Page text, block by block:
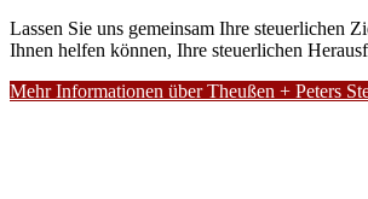
Lassen Sie uns gemeinsam Ihre steuerlichen
Ihnen helfen können, Ihre steuerlichen
Mehr Informationen über Theußen + Peters